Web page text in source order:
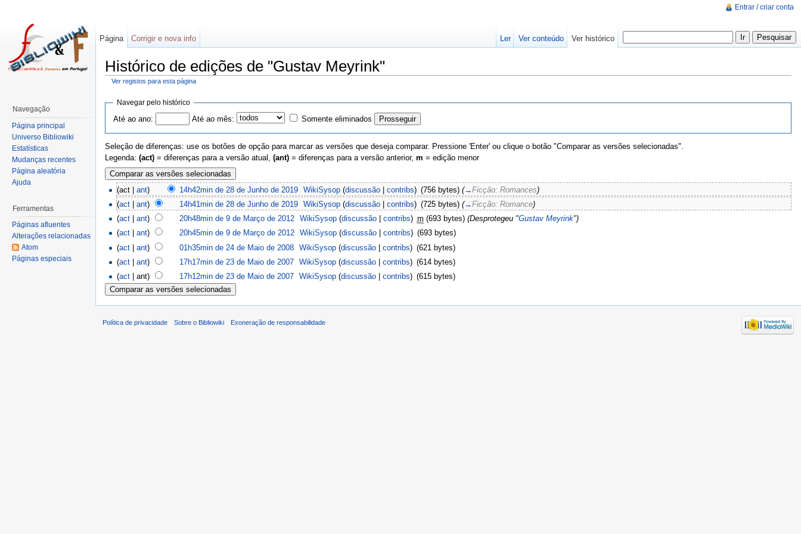
Histórico de edições de "Gustav Meyrink"
Ver registos para esta página
Navegar pelo histórico
Até ao ano: Até ao mês: Somente eliminados
Seleção de diferenças: use os botões de opção para marcar as versões que deseja comparar. Pressione 'Enter' ou clique o botão "Comparar as versões selecionadas".
Legenda: (act) = diferenças para a versão atual, (ant) = diferenças para a versão anterior, m = edição menor
(act |ant) 14h42min de 28 de Junho de 2019 WikiSysop (discussão |contribs) (756 bytes) (→Ficção: Romances)
(act |ant) 14h41min de 28 de Junho de 2019 WikiSysop (discussão |contribs) (725 bytes) (→Ficção: Romance)
(act |ant) 20h48min de 9 de Março de 2012 WikiSysop (discussão |contribs) m (693 bytes) (Desprotegeu "Gustav Meyrink")
(act |ant) 20h45min de 9 de Março de 2012 WikiSysop (discussão |contribs) (693 bytes)
(act |ant) 01h35min de 24 de Maio de 2008 WikiSysop (discussão |contribs) (621 bytes)
(act |ant) 17h17min de 23 de Maio de 2007 WikiSysop (discussão |contribs) (614 bytes)
(act | ant) 17h12min de 23 de Maio de 2007 WikiSysop (discussão |contribs) (615 bytes)
Entrar / criar conta
Página Corrigir e nova info Ler Ver conteúdo Ver histórico
Navegação
Página principal
Universo Bibliowiki
Estatísticas
Mudanças recentes
Página aleatória
Ajuda
Ferramentas
Páginas afluentes
Alterações relacionadas
Atom
Páginas especiais
Política de privacidade Sobre o Bibliowiki Exoneração de responsabilidade